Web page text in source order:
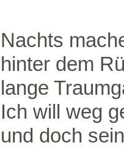
Nachts
hinter dem
lange
Ich will weg
und doch